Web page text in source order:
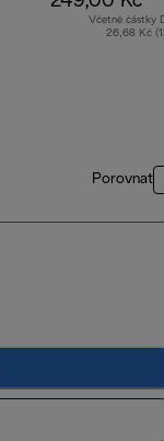
Včetně částky
26,68 Kč
Porovnat